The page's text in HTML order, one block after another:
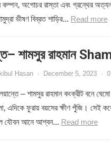
কম্পন, অগোচর রাস্তা এবং গ্রন্থের
ভীষণ বিব্রত শাড়ির... Read more
শামসুর রাহমান
Hasan · December 5, 2023 ·
– শামসুর রাহমান কংক্রীট বনে
এদিকে ফুরায় বয়সের ক্ষীণ পুঁজি। সেই
যৌবন আনে আশ্বন... Read more